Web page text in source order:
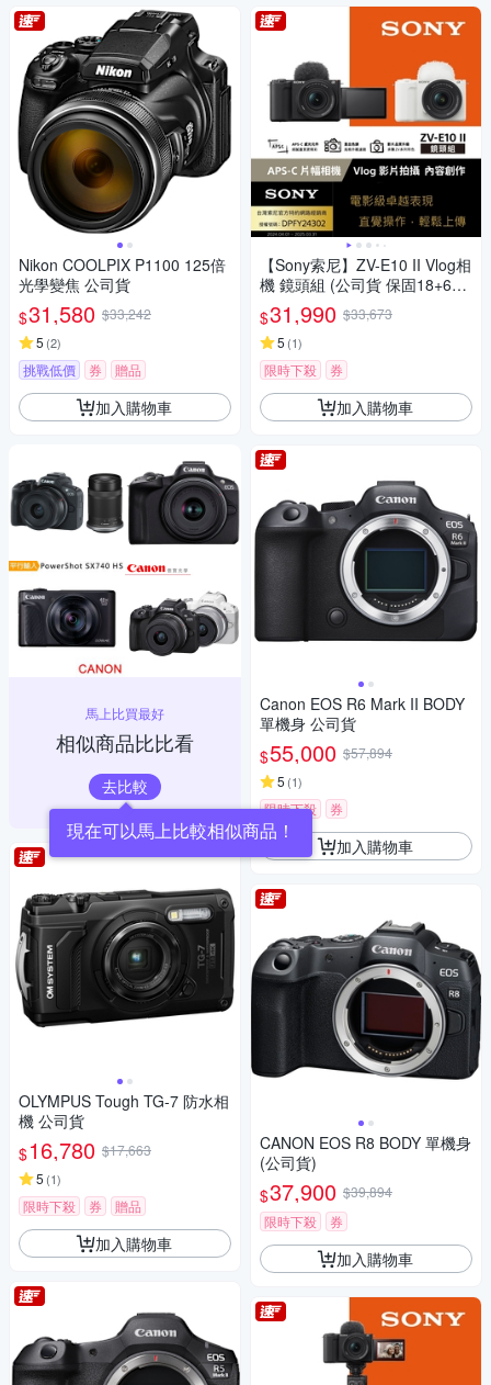
Nikon COOLPIX P1100 125倍
光學變焦 公司貨
$31,580 $33,242
5 (2)
挑戰低價 券 贈品
加入購物車
馬上比買最好
相似商品比比看
去比較
現在可以馬上比較相似商品！
OLYMPUS Tough TG-7 防水相
機 公司貨
$16,780 $17,663
5 (1)
限時下殺 券 贈品
加入購物車
【Sony索尼】ZV-E10 II Vlog相
機 鏡頭組 (公司貨 保固18+6個
月)
$31,990 $33,673
5 (1)
限時下殺 券
加入購物車
Canon EOS R6 Mark II BODY
單機身 公司貨
$55,000 $57,894
5 (1)
限時下殺 券
加入購物車
CANON EOS R8 BODY 單機身
(公司貨)
$37,900 $39,894
限時下殺
券
加入購物車